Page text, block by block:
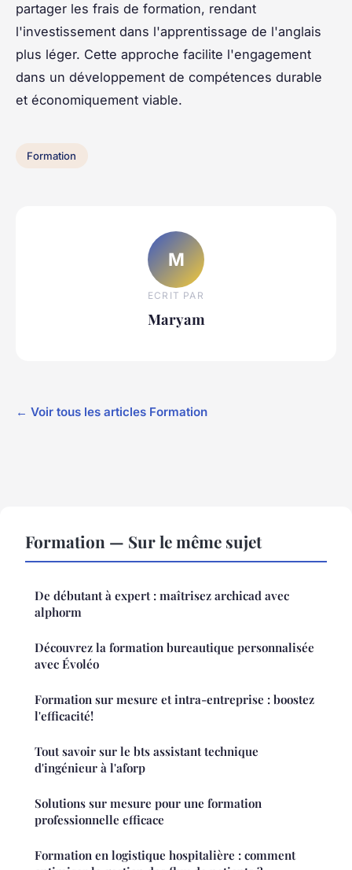
partager les frais de formation, rendant
l'investissement dans l'apprentissage de l'anglais
plus léger. Cette approche facilite l'engagement
dans un développement de compétences durable
et économiquement viable.
Formation
M
ECRIT PAR
Maryam
← Voir tous les articles Formation
Formation — Sur le même sujet
De débutant à expert : maîtrisez archicad avec
alphorm
Découvrez la formation bureautique personnalisée
avec Évoléo
Formation sur mesure et intra-entreprise : boostez
l'efficacité!
Tout savoir sur le bts assistant technique
d'ingénieur à l'aforp
Solutions sur mesure pour une formation
professionnelle efficace
Formation en logistique hospitalière : comment